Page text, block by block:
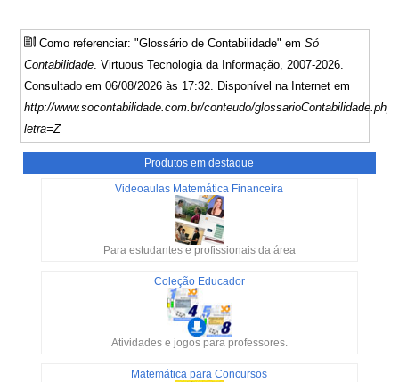
Como referenciar: "Glossário de Contabilidade" emSó
Contabilidade. Virtuous Tecnologia da Informação, 2007-2026.
Consultado em 06/08/2026 às 17:32. Disponível na Internet em
http://www.socontabilidade.com.br/conteudo/glossarioContabilidade.php?
letra=Z
Produtos em destaque
Videoaulas Matemática Financeira
Para estudantes e profissionais da área
Coleção Educador
Atividades e jogos para professores.
Matemática para Concursos